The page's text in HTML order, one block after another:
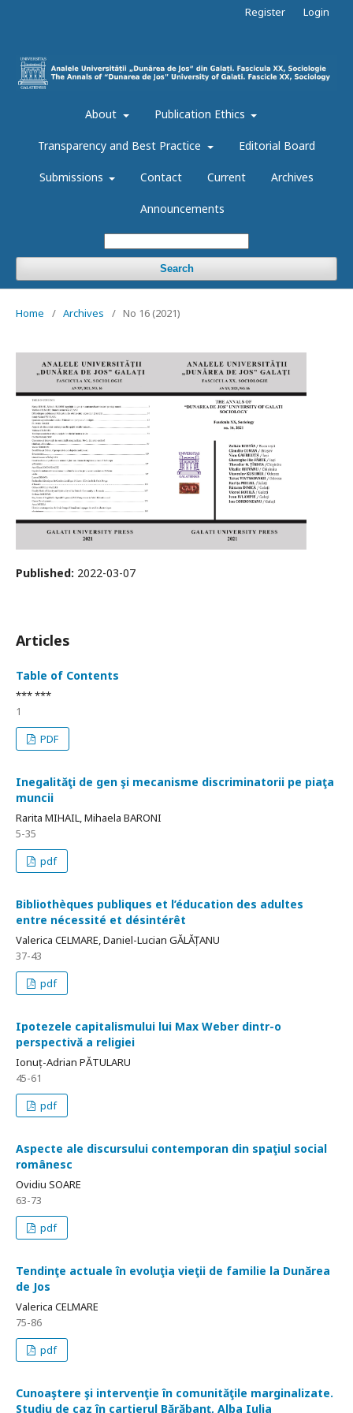
About Publication Ethics
Transparency and Best Practice Editorial Board
Submissions Contact Current Archives
Announcements
Search
Register Login
Home / Archives / No 16 (2021)
Published: 2022-03-07
Articles
Table of Contents
*** ***
1
PDF
Inegalităţi de gen şi mecanisme discriminatorii pe piaţa
muncii
Rarita MIHAIL, Mihaela BARONI
5-35
pdf
Bibliothèques publiques et l’éducation des adultes
entre nécessité et désintérêt
Valerica CELMARE, Daniel-Lucian GĂLĂȚANU
37-43
pdf
Ipotezele capitalismului lui Max Weber dintr-o
perspectivă a religiei
Ionuț-Adrian PĂTULARU
45-61
pdf
Aspecte ale discursului contemporan din spaţiul social
românesc
Ovidiu SOARE
63-73
pdf
Tendinţe actuale în evoluţia vieţii de familie la Dunărea
de Jos
Valerica CELMARE
75-86
pdf
Cunoaştere şi intervenţie în comunităţile marginalizate.
Studiu de caz în cartierul Bărăbanţ, Alba Iulia